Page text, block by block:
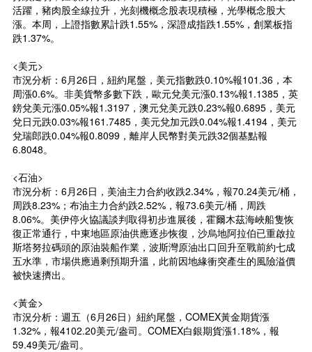
活躍，豬肉股全線拉升，光刻機概念股表現積極，光學概念股大
漲。本周，上證指數累計跌1.55%，深證成指跌1.55%，創業板指
跌1.37%。
<美元>
市況分析：6月26日，紐約尾盤，美元指數跌0.10%報101.36，本
周漲0.6%。非美貨幣多數下跌，歐元兌美元漲0.13%報1.1385，英
鎊兌美元漲0.05%報1.3197，澳元兌美元跌0.23%報0.6895，美元
兌日元跌0.03%報161.7485，美元兌加元跌0.04%報1.4194，美元
兌瑞郎跌0.04%報0.8099，離岸人民幣對美元跌32個基點報
6.8048。
<石油>
市況分析：6月26日，美油主力合約收跌2.34%，報70.24美元/桶，
周跌8.23%；布油主力合約跌2.52%，報73.6美元/桶，周跌
8.06%。美伊停火協議談判取得初步進展後，霍爾木茲海峽船隻恢
復正常通行，中東地區原油供應逐步恢復，沙烏地阿拉伯已重啟拉
斯塔努拉碼頭的原油裝船作業，波斯灣原油出口回升至戰前約七成
五水準，市場供應過剩預期升溫，此前因地緣衝突產生的風險溢價
被快速擠出。
<黃金>
市況分析：週五（6月26日）紐約尾盤，COMEX黃金期貨漲
1.32%，報4102.20美元/盎司。COMEX白銀期貨漲1.18%，報
59.49美元/盎司。